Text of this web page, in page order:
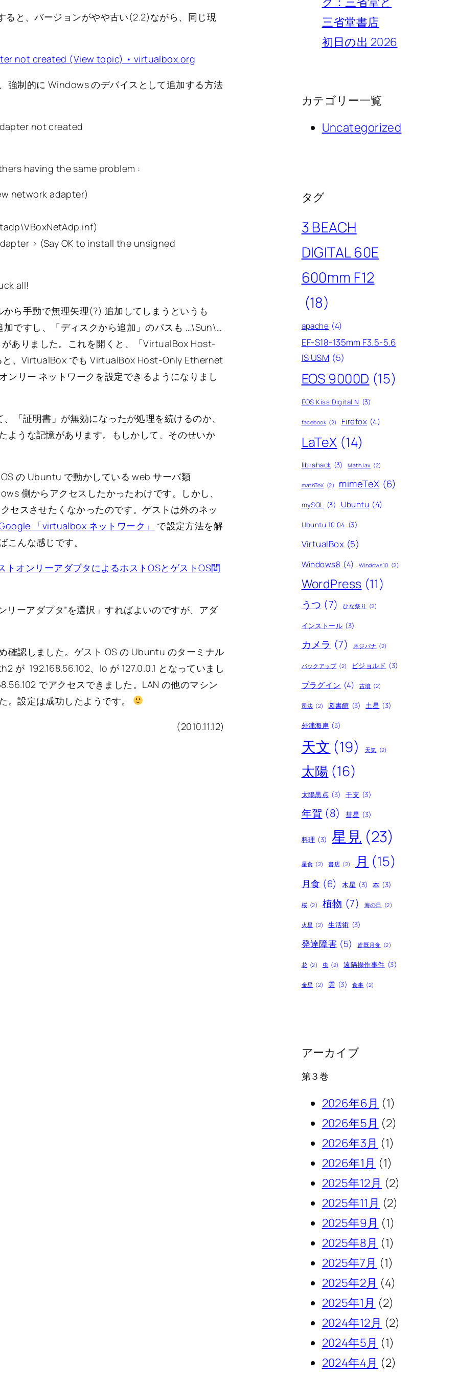
と、バージョンがやや古い(2.2)ながら、同じ現
not created (View topic) • virtualbox.org
強制的に Windows のデバイスとして追加する方法
not created
having the same problem :
network adapter)
> (Say OK to install the unsigned
all!
ら手動で無理矢理(?) 追加してしまうというも
ですし、「ディスクから追加」のパスも …\Sun\…
ありました。これを開くと、「VirtualBox Host-
、VirtualBox でも VirtualBox Host-Only Ethernet
リー ネットワークを設定できるようになりまし
「証明書」が無効になったが処理を続けるのか、
ような記憶があります。もしかして、そのせいか
の Ubuntu で動かしている web サーバ類
側からアクセスしたかったわけです。しかし、
セスさせたくなかったのです。ゲストは外のネッ
「virtualbox ネットワーク」
で設定方法を解
んな感じです。
オンリーアダプタによるホストOSとゲストOS間
リーアダプタ”を選択」すればよいのですが、アダ
確認しました。ゲスト OS の Ubuntu のターミナル
が 192.168.56.102、lo が 127.0.0.1 となっていまし
でアクセスできました。LAN の他のマシン
。設定は成功したようです。
(2010.11.12)
三省堂書店
初日の出 2026
カテゴリー一覧
Uncategorized
タグ
3 BEACH
DIGITAL 60E
600mm F12
(18)
apache (4)
EF-S18-135mm F3.5-5.6
IS USM (5)
EOS 9000D (15)
EOS Kiss Digital N (3)
facebook (2) Firefox (4)
LaTeX (14)
librahack (3) MathJax (2)
mathTeX (2) mimeTeX (6)
mySQL (3) Ubuntu (4)
Ubuntu 10.04 (3)
VirtualBox (5)
Windows8 (4) Windows10 (2)
WordPress (11)
うつ (7) ひな祭り (2)
インストール (3)
カメラ (7) ネジバナ (2)
バックアップ (2) ビジョルド (3)
プラグイン (4) 古墳 (2)
司法 (2) 図書館 (3) 土星 (3)
外浦海岸 (3)
天文 (19) 天気 (2)
太陽 (16)
太陽黒点 (3) 干支 (3)
年賀 (8) 彗星 (3)
料理 (3) 星見 (23)
星食 (2) 書店 (2) 月 (15)
月食 (6) 木星 (3) 本 (3)
桜 (2) 植物 (7) 海の日 (2)
火星 (2) 生活術 (3)
発達障害 (5) 皆既月食 (2)
花 (2) 虫 (2) 遠隔操作事件 (3)
金星 (2) 雲 (3) 食事 (2)
アーカイブ
第３巻
2026年6月 (1)
2026年5月 (2)
2026年3月 (1)
2026年1月 (1)
2025年12月 (2)
2025年11月 (2)
2025年9月 (1)
2025年8月 (1)
2025年7月 (1)
2025年2月 (4)
2025年1月 (2)
2024年12月 (2)
2024年5月 (1)
2024年4月 (2)